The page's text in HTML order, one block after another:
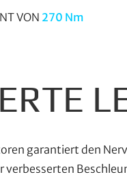
VON 270 Nm
garantiert den
verbesserten